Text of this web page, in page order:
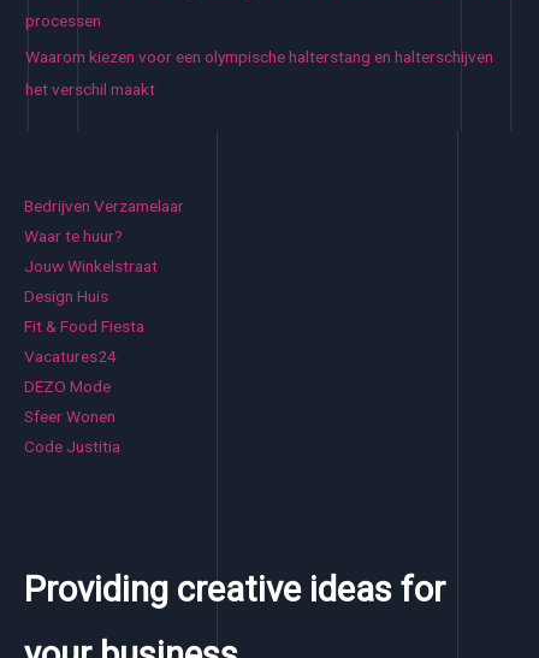
processen
Waarom kiezen voor een olympische halterstang en halterschijven
het verschil maakt
Bedrijven Verzamelaar
Waar te huur?
Jouw Winkelstraat
Design Huis
Fit & Food Fiesta
Vacatures24
DEZO Mode
Sfeer Wonen
Code Justitia
Providing creative ideas for